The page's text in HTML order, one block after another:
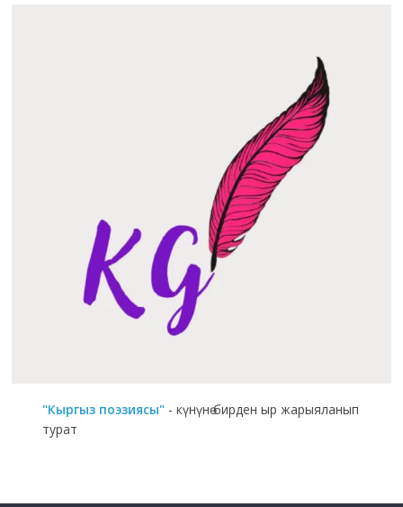
"Кыргыз поэзиясы" - күнүнө бирден ыр жарыяланып
турат